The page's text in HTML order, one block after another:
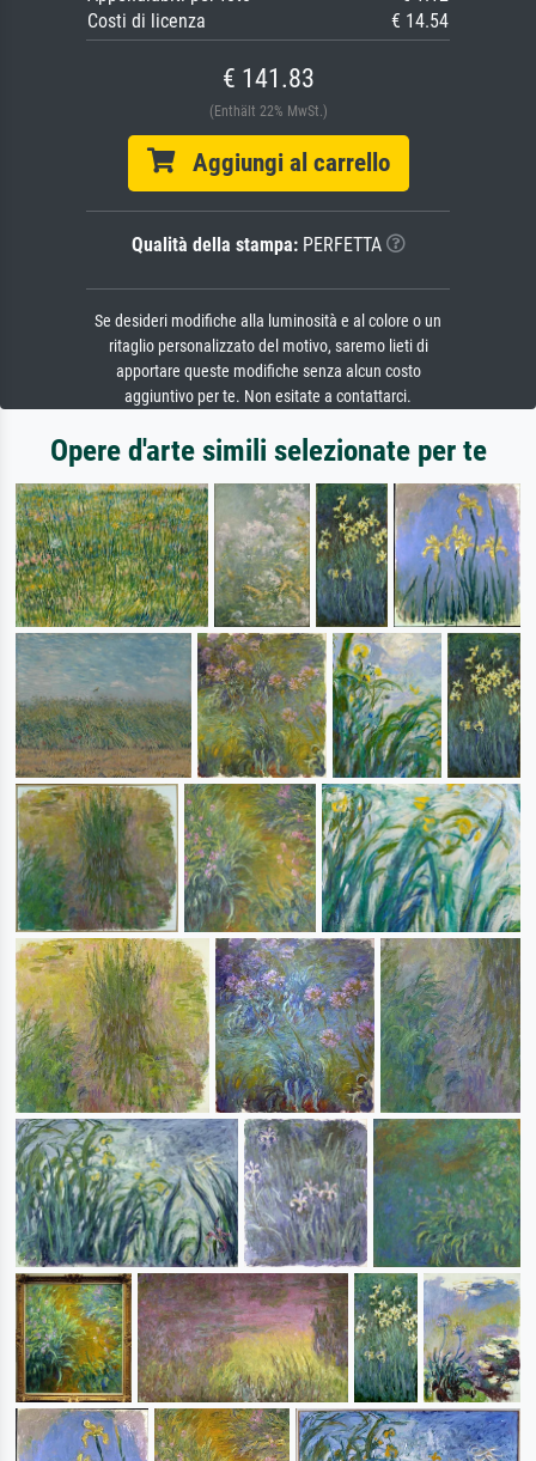
Costi di licenza
€ 14.54
€ 141.83
(Enthält 22% MwSt.)
Aggiungi al carrello
Qualità della stampa:PERFETTA
Se desideri modifiche alla luminosità e al colore o un
ritaglio personalizzato del motivo, saremo lieti di
apportare queste modifiche senza alcun costo
aggiuntivo per te. Non esitate a contattarci.
Opere d'arte simili selezionate per te